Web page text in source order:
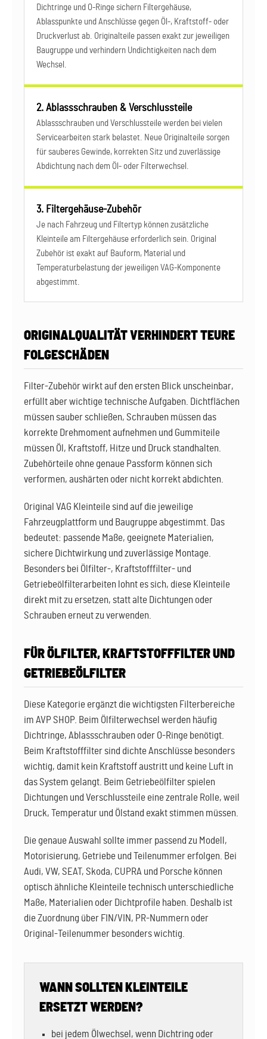
Dichtringe und O-Ringe sichern Filtergehäuse,
Ablasspunkte und Anschlüsse gegen Öl-, Kraftstoff- oder
Druckverlust ab. Originalteile passen exakt zur jeweiligen
Baugruppe und verhindern Undichtigkeiten nach dem
Wechsel.
2. Ablassschrauben & Verschlussteile
Ablassschrauben und Verschlussteile werden bei vielen
Servicearbeiten stark belastet. Neue Originalteile sorgen
für sauberes Gewinde, korrekten Sitz und zuverlässige
Abdichtung nach dem Öl- oder Filterwechsel.
3. Filtergehäuse-Zubehör
Je nach Fahrzeug und Filtertyp können zusätzliche
Kleinteile am Filtergehäuse erforderlich sein. Original
Zubehör ist exakt auf Bauform, Material und
Temperaturbelastung der jeweiligen VAG-Komponente
abgestimmt.
ORIGINALQUALITÄT VERHINDERT TEURE
FOLGESCHÄDEN
Filter-Zubehör wirkt auf den ersten Blick unscheinbar,
erfüllt aber wichtige technische Aufgaben. Dichtflächen
müssen sauber schließen, Schrauben müssen das
korrekte Drehmoment aufnehmen und Gummiteile
müssen Öl, Kraftstoff, Hitze und Druck standhalten.
Zubehörteile ohne genaue Passform können sich
verformen, aushärten oder nicht korrekt abdichten.
Original VAG Kleinteile sind auf die jeweilige
Fahrzeugplattform und Baugruppe abgestimmt. Das
bedeutet: passende Maße, geeignete Materialien,
sichere Dichtwirkung und zuverlässige Montage.
Besonders bei Ölfilter-, Kraftstofffilter- und
Getriebeölfilterarbeiten lohnt es sich, diese Kleinteile
direkt mit zu ersetzen, statt alte Dichtungen oder
Schrauben erneut zu verwenden.
FÜR ÖLFILTER, KRAFTSTOFFFILTER UND
GETRIEBEÖLFILTER
Diese Kategorie ergänzt die wichtigsten Filterbereiche
im AVP SHOP. Beim Ölfilterwechsel werden häufig
Dichtringe, Ablassschrauben oder O-Ringe benötigt.
Beim Kraftstofffilter sind dichte Anschlüsse besonders
wichtig, damit kein Kraftstoff austritt und keine Luft in
das System gelangt. Beim Getriebeölfilter spielen
Dichtungen und Verschlussteile eine zentrale Rolle, weil
Druck, Temperatur und Ölstand exakt stimmen müssen.
Die genaue Auswahl sollte immer passend zu Modell,
Motorisierung, Getriebe und Teilenummer erfolgen. Bei
Audi, VW, SEAT, Skoda, CUPRA und Porsche können
optisch ähnliche Kleinteile technisch unterschiedliche
Maße, Materialien oder Dichtprofile haben. Deshalb ist
die Zuordnung über FIN/VIN, PR-Nummern oder
Original-Teilenummer besonders wichtig.
WANN SOLLTEN KLEINTEILE
ERSETZT WERDEN?
bei jedem Ölwechsel, wenn Dichtring oder